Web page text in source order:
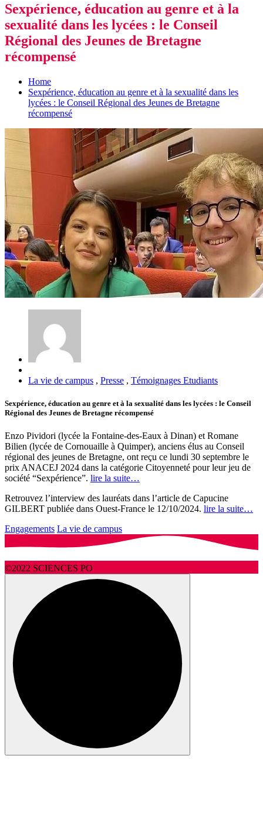
Sexpérience, éducation au genre et à la
sexualité dans les lycées : le Conseil
Régional des Jeunes de Bretagne
récompensé
Home
Sexpérience, éducation au genre et à la sexualité dans les
lycées : le Conseil Régional des Jeunes de Bretagne
récompensé
La vie de campus , Presse , Témoignages Etudiants
Sexpérience, éducation au genre et à la sexualité dans les lycées : le Conseil
Régional des Jeunes de Bretagne récompensé
Enzo Pividori (lycée la Fontaine-des-Eaux à Dinan) et Romane
Bilien (lycée de Cornouaille à Quimper), anciens élus au Conseil
régional des jeunes de Bretagne, ont reçu ce lundi 30 septembre le
prix ANACEJ 2024 dans la catégorie Citoyenneté pour leur jeu de
société “Sexpérience”. lire la suite…
Retrouvez l’interview des lauréats dans l’article de Capucine
GILBERT publiée dans Ouest-France le 12/10/2024. lire la suite…
Engagements La vie de campus
©2022 SCIENCES PO